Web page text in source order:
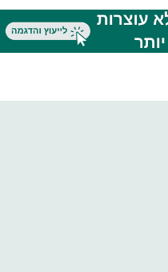
לבדיקת קרקעית העין, ולכן אין
ספק שהם חייבים להיות איכותיים
ביותר.